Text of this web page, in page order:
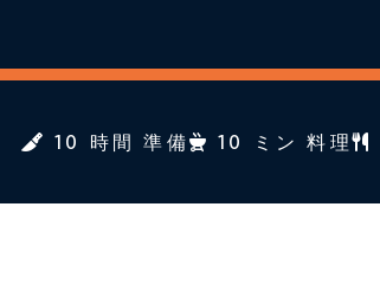
10 時間 準備 10 ミン 料理